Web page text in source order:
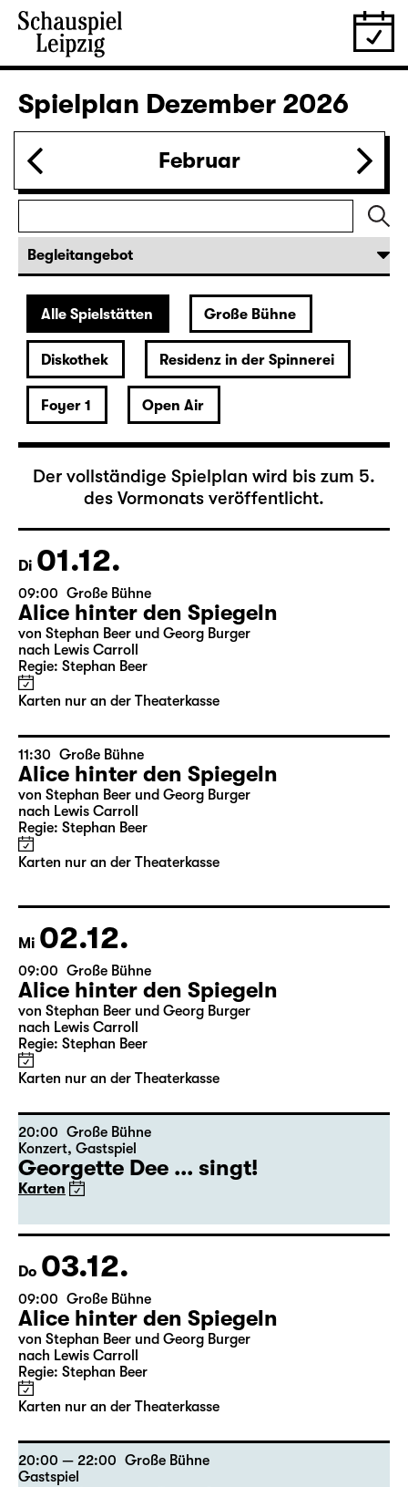
28.11.
Wiederaufnahme
Die Jungfrau von Orleans
von Friedrich Schiller
Regie: Nuran David Calis
18:45 + 19:00
Einführung im Rangfoyer
30.11.
10:00 Große Bühne
Alice hinter den Spiegeln
von Stephan Beer und Georg Burger
nach Lewis Carroll
Regie: Stephan Beer
Karten nur an der Theaterkasse
Dezember 2026
Der vollständige Spielplan wird bis zum 5.
des Vormonats veröffentlicht.
Di 01.12.
09:00 Große Bühne
Alice hinter den Spiegeln
von Stephan Beer und Georg Burger
Regie: Stephan Beer
Karten nur an der Theaterkasse
11:30 Große Bühne
Alice hinter den Spiegeln
von Stephan Beer und Georg Burger
Karten nur an der Theaterkasse
Mi 02.12.
09:00 Große Bühne
Alice hinter den Spiegeln
von Stephan Beer und Georg Burger
Regie: Stephan Beer
Karten nur an der Theaterkasse
Große Bühne
Georgette Dee ... singt!
Karten
Do 03.12.
09:00 Große Bühne
Alice hinter den Spiegeln
von Stephan Beer und Georg Burger
Regie: Stephan Beer
Karten nur an der Theaterkasse